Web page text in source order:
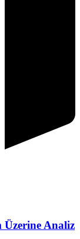
Üzerine Analiz